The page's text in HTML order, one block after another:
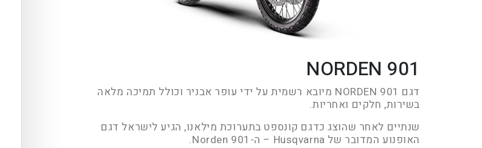
NORDEN 901
דגם NORDEN 901 מיובא רשמית על ידי עופר אבניר וכולל תמיכה מלאה
בשירות, חלקים ואחריות.
שנתיים לאחר שהוצג כדגם קונספט בתערוכת מילאנו, הגיע לישראל דגם
האופנוע המדובר של Husqvarna – ה-Norden 901.